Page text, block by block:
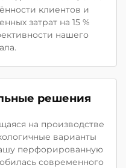
клиентов и
затрат на 15 %
нашего
решения
на производстве
варианты
перфорированную
современного